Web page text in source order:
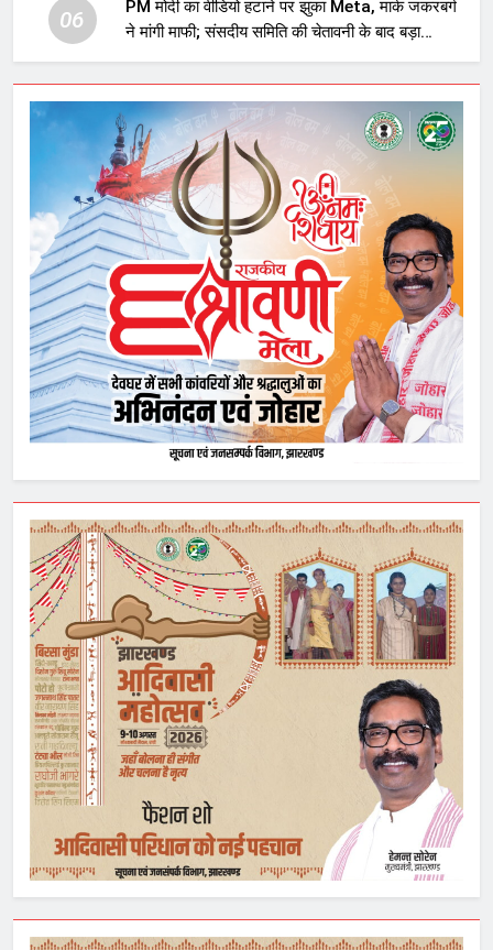
06
PM मोदी का वीडियो हटाने पर झुका Meta, मार्क जकरबर्ग
ने मांगी माफी; संसदीय समिति की चेतावनी के बाद बड़ा
घटनाक्रम